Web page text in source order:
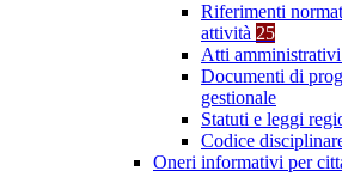
Riferimenti
attività 25
Atti
Documenti di
gestionale
Statuti e leggi
Codice
Oneri informativi per